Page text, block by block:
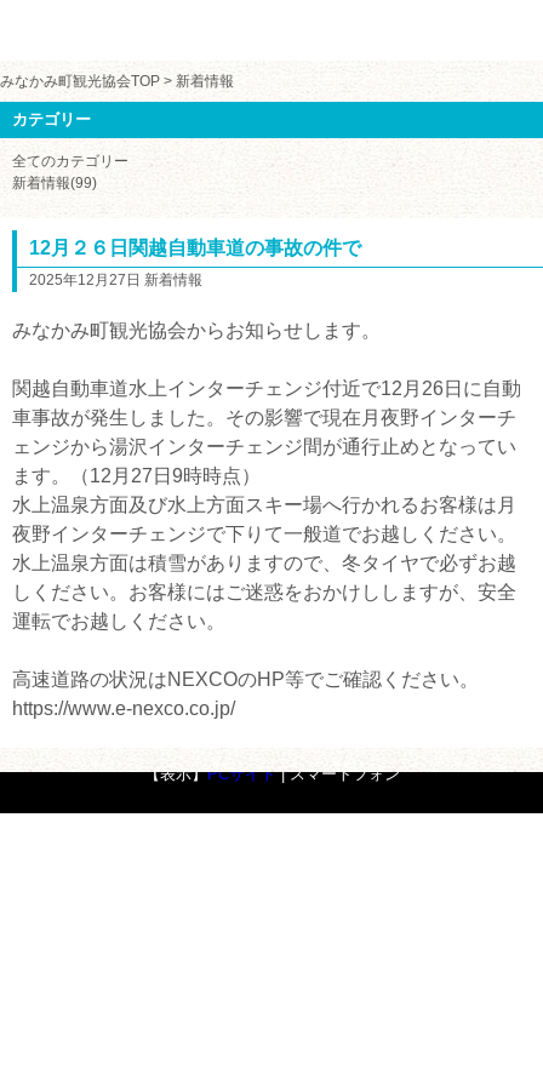
みなかみ町観光協会TOP > 新着情報
カテゴリー
全てのカテゴリー
新着情報(99)
12月２６日関越自動車道の事故の件で
2025年12月27日 新着情報
みなかみ町観光協会からお知らせします。
関越自動車道水上インターチェンジ付近で12月26日に自動
車事故が発生しました。その影響で現在月夜野インターチ
ェンジから湯沢インターチェンジ間が通行止めとなってい
ます。（12月27日9時時点）
水上温泉方面及び水上方面スキー場へ行かれるお客様は月
夜野インターチェンジで下りて一般道でお越しください。
水上温泉方面は積雪がありますので、冬タイヤで必ずお越
しください。お客様にはご迷惑をおかけししますが、安全
運転でお越しください。
高速道路の状況はNEXCOのHP等でご確認ください。
https://www.e-nexco.co.jp/
【表示】PCサイト| スマートフォン